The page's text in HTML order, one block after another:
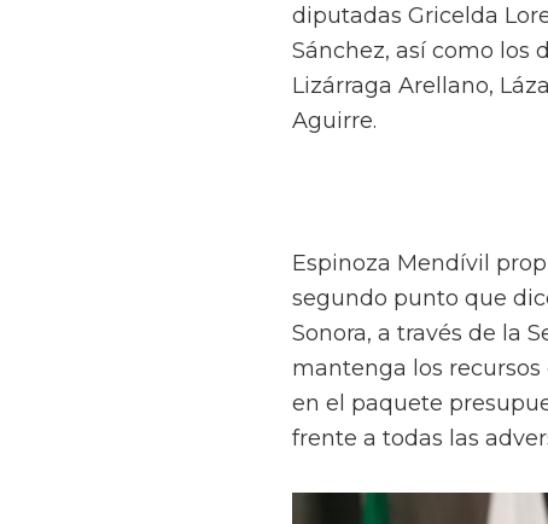
diputadas Gricelda
Sánchez, así como los
Lizárraga Arellano,
Aguirre.
Espinoza Mendívil
segundo punto que
Sonora, a través de la
mantenga los
en el paquete
frente a todas las